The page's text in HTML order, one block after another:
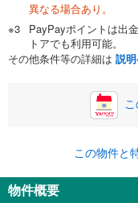
自己資金から住宅購
い。一般的には物件
閉じる
ボーナス
0円
ナス時の増額分（1
ボーナス払いの限度
閉じる
月々の返済額
異なる場合あり。
PayPayポイントは出
トアでも利用可能。
その他条件等の詳細は 説
この物件と
物件概要